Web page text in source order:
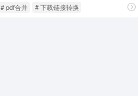
# pdf合并 # 下载链接转换